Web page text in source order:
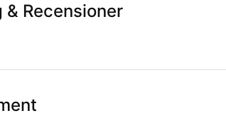
& Recensioner